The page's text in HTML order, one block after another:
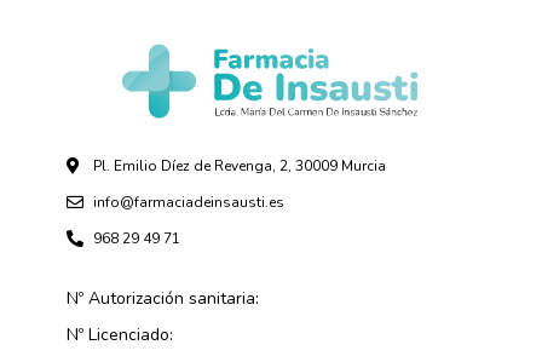
Pl. Emilio Díez de Revenga, 2, 30009 Murcia
info@farmaciadeinsausti.es
968 29 49 71
Nº Autorización sanitaria:
Nº Licenciado: